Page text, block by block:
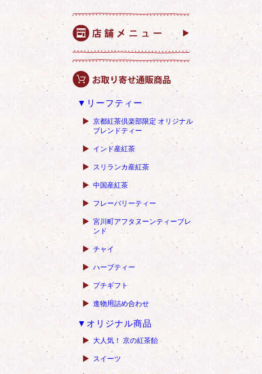
▼リーフティー
京都紅茶倶楽部限定 オリジナル
ブレンドティー
インド産紅茶
スリランカ産紅茶
中国産紅茶
フレーバリーティー
宮川町アフタヌーンティーブレ
ンド
チャイ
ハーブティー
プチギフト
進物用詰め合わせ
▼オリジナル商品
大人気！ 京の紅茶飴
スイーツ